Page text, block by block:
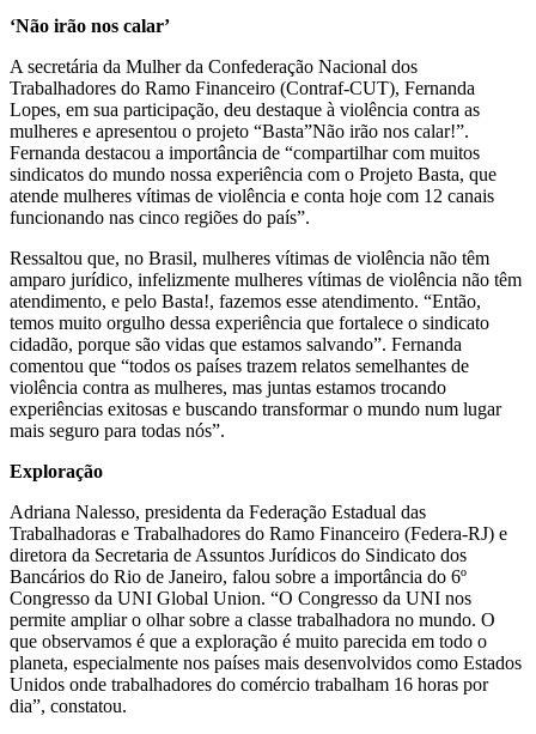
‘Não irão nos calar’
A secretária da Mulher da Confederação Nacional dos
Trabalhadores do Ramo Financeiro (Contraf-CUT), Fernanda
Lopes, em sua participação, deu destaque à violência contra as
mulheres e apresentou o projeto “Basta”Não irão nos calar!”.
Fernanda destacou a importância de “compartilhar com muitos
sindicatos do mundo nossa experiência com o Projeto Basta, que
atende mulheres vítimas de violência e conta hoje com 12 canais
funcionando nas cinco regiões do país”.
Ressaltou que, no Brasil, mulheres vítimas de violência não têm
amparo jurídico, infelizmente mulheres vítimas de violência não têm
atendimento, e pelo Basta!, fazemos esse atendimento. “Então,
temos muito orgulho dessa experiência que fortalece o sindicato
cidadão, porque são vidas que estamos salvando”. Fernanda
comentou que “todos os países trazem relatos semelhantes de
violência contra as mulheres, mas juntas estamos trocando
experiências exitosas e buscando transformar o mundo num lugar
mais seguro para todas nós”.
Exploração
Adriana Nalesso, presidenta da Federação Estadual das
Trabalhadoras e Trabalhadores do Ramo Financeiro (Federa-RJ) e
diretora da Secretaria de Assuntos Jurídicos do Sindicato dos
Bancários do Rio de Janeiro, falou sobre a importância do 6º
Congresso da UNI Global Union. “O Congresso da UNI nos
permite ampliar o olhar sobre a classe trabalhadora no mundo. O
que observamos é que a exploração é muito parecida em todo o
planeta, especialmente nos países mais desenvolvidos como Estados
Unidos onde trabalhadores do comércio trabalham 16 horas por
dia”, constatou.